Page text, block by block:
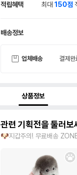
적립혜택 최대150점
배송정보
업체배송 결제완
상품정보
관련 기획전을 둘러보
🐶지갑주의! 무료배송